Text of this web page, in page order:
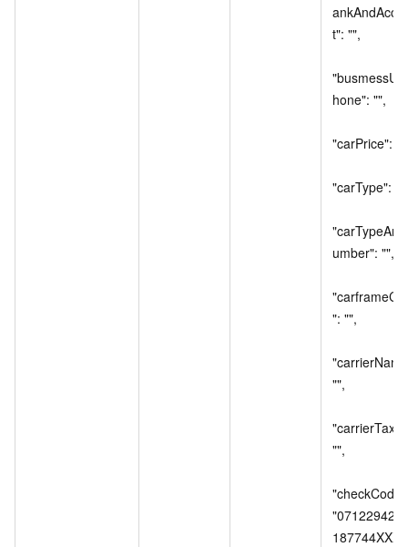
t": "",
hone": "",
"carPrice": "",
"carType": "",
umber": "",
": "",
"",
"",